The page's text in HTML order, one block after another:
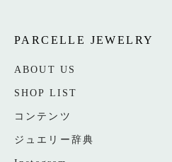
PARCELLE JEWELRY
ABOUT US
SHOP LIST
コンテンツ
ジュエリー辞典